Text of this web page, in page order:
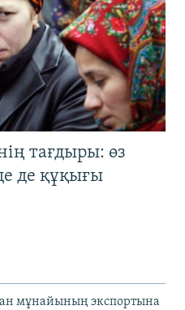
тағдыры: өз
де құқығы
мұнайының экспортына